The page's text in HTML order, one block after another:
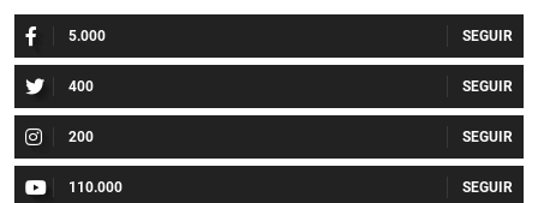
5.000
400
200
110.000